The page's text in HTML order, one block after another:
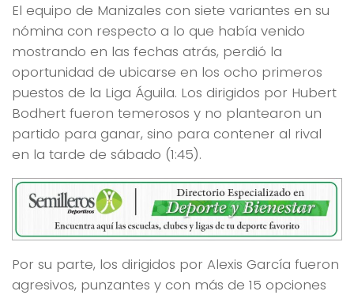
El equipo de Manizales con siete variantes en su
nómina con respecto a lo que había venido
mostrando en las fechas atrás, perdió la
oportunidad de ubicarse en los ocho primeros
puestos de la Liga Águila. Los dirigidos por Hubert
Bodhert fueron temerosos y no plantearon un
partido para ganar, sino para contener al rival
en la tarde de sábado (1:45).
Por su parte, los dirigidos por Alexis García fueron
agresivos, punzantes y con más de 15 opciones